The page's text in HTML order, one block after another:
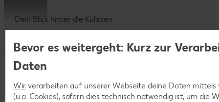
Dein Blick hinter die Kulissen
Bevor es weitergeht: Kurz zur
Daten
Wir verarbeiten auf unserer Webseite deine Daten mittels
(u.a. Cookies), sofern dies technisch notwendig ist, um die